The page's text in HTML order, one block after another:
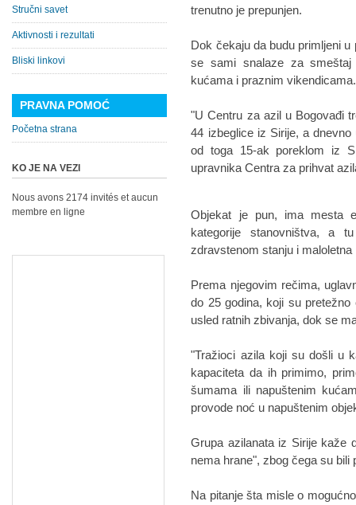
trenutno je prepunjen.
Dok čekaju da budu primljeni
se sami snalaze za smeštaj
kućama i praznim vikendicama.
"U Centru za azil u Bogovađi
44 izbeglice iz Sirije, a
od toga 15-ak poreklom iz
upravnika Centra za prihvat
Objekat je pun, ima mesta
kategorije stanovništva, a
zdravstenom stanju i
Prema njegovim rečima,
do 25 godina, koji su
usled ratnih zbivanja, dok se
"Tražioci azila koji su došli u
kapaciteta da ih primimo,
šumama ili napuštenim
provode noć u napuštenim
Grupa azilanata iz Sirije kaže
nema hrane", zbog čega su
Na pitanje šta misle o
Stručni savet
Aktivnosti i rezultati
Bliski linkovi
PRAVNA POMOĆ
Početna strana
KO JE NA VEZI
Nous avons 2174 invités et aucun
membre en ligne